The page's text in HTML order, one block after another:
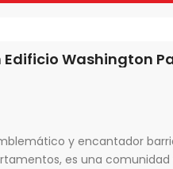
emblemático y encantador
es una